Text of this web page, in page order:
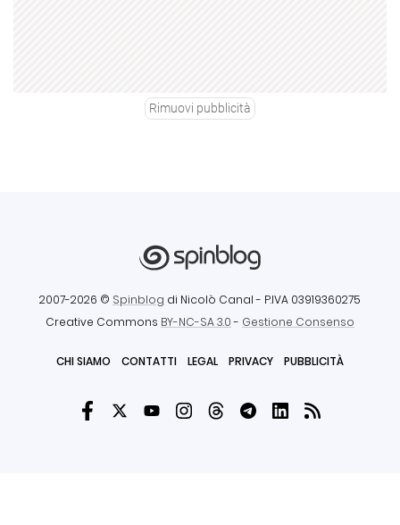
Rimuovi pubblicità
2007-2026 © Spinblog di Nicolò Canal - P.IVA 03919360275
Creative Commons BY-NC-SA 3.0- Gestione Consenso
CHI SIAMO CONTATTI LEGAL PRIVACY PUBBLICITÀ